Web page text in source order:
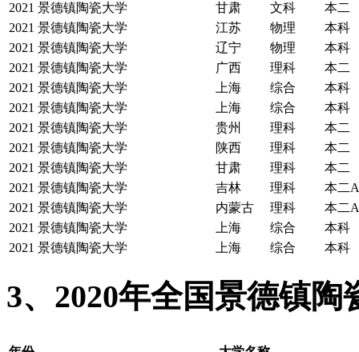
2021 景德镇陶瓷大学 甘肃 文科
本二
2021 景德镇陶瓷大学 江苏 物理
本科
2021 景德镇陶瓷大学 辽宁 物理
本科
2021 景德镇陶瓷大学 广西 理科
本二
2021 景德镇陶瓷大学 上海 综合
本科
2021 景德镇陶瓷大学 上海 综合
本科
2021 景德镇陶瓷大学 贵州 理科
本二
2021 景德镇陶瓷大学 陕西 理科
本二
2021 景德镇陶瓷大学 甘肃 理科
本二
2021 景德镇陶瓷大学 吉林 理科
本二A
2021 景德镇陶瓷大学 内蒙古 理科
本二A
2021 景德镇陶瓷大学 上海 综合
本科
2021 景德镇陶瓷大学 上海 综合 本科
3、2020年全国景德镇